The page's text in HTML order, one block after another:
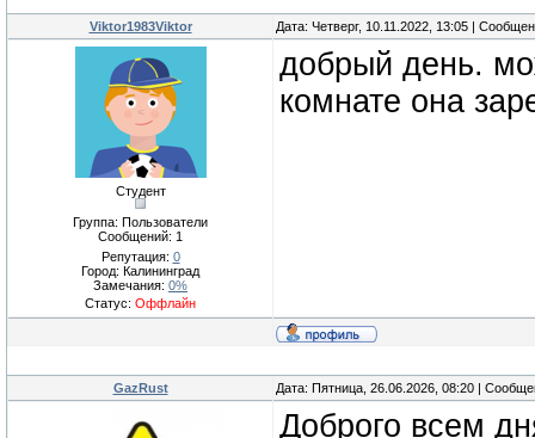
Viktor1983Viktor Дата: Четверг, 10.11.2022, 13:05 |
Студент
Группа: Пользователи
Сообщений: 1
Репутация: 0
Город: Калининград
Замечания: 0%
Статус: Оффлайн
добрый день.
комнате она
GazRust Дата: Пятница, 26.06.2026, 08:20 |
Доброго всем